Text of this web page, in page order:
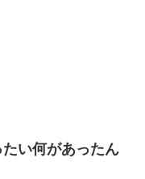
たい何があったん